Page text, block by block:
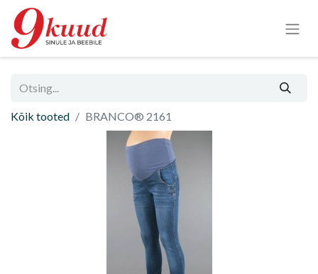
Kõik tooted BRANCO® 2161